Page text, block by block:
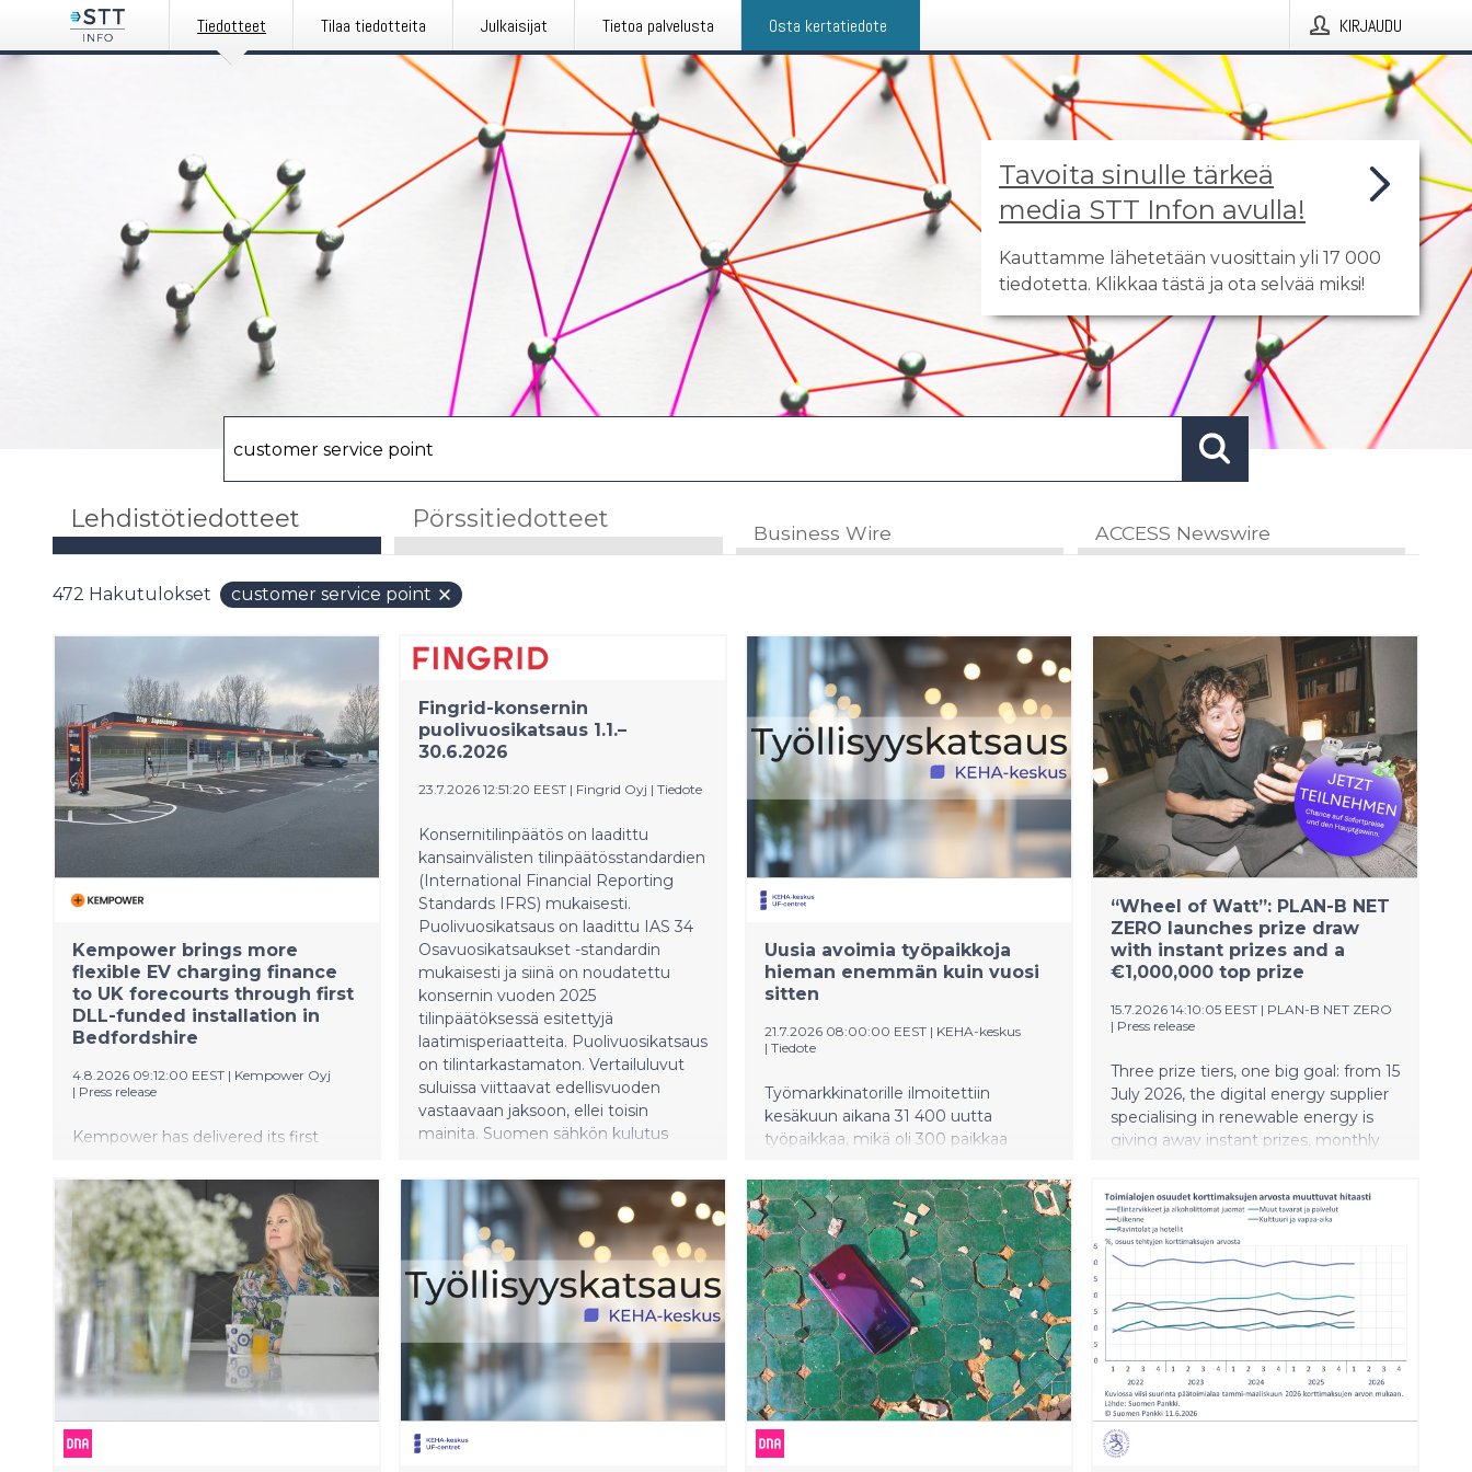
Tiedotteet Tilaa tiedotteita Julkaisijat Tietoa palvelusta Osta kertatiedote KIRJAUDU
Tavoita sinulle tärkeä
media STT Infon avulla!
Kauttamme lähetetään vuosittain yli 17 000
tiedotetta. Klikkaa tästä ja ota selvää miksi!
Lehdistötiedotteet Pörssitiedotteet Business Wire ACCESS Newswire
472 Hakutulokset customer service point
Kempower brings more
flexible EV charging finance
to UK forecourts through first
DLL-funded installation in
Bedfordshire
4.8.2026 09:12:00 EEST | Kempower Oyj
| Press release
Kempower has delivered its first
help remove the financial barriers
associated with investing in new EV
charging infrastructure Highway
Stops Retail Limited (HSRL) has
commissioned the distributed EV
charging system, serving up to eight
vehicles, at its BP service station in
Astwick The new EV charge site is
funded by Kempower’s financial
partner, DLL, as part of its flexible
commissioned and maintained by
Yunex Traffic
Fingrid-konsernin
puolivuosikatsaus 1.1.–
30.6.2026
23.7.2026 12:51:20 EEST | Fingrid Oyj | Tiedote
Konsernitilinpäätös on laadittu
kansainvälisten tilinpäätösstandardien
(International Financial Reporting
Standards IFRS) mukaisesti.
Puolivuosikatsaus on laadittu IAS 34
Osavuosikatsaukset -standardin
mukaisesti ja siinä on noudatettu
konsernin vuoden 2025
tilinpäätöksessä esitettyjä
laatimisperiaatteita. Puolivuosikatsaus
on tilintarkastamaton. Vertailuluvut
suluissa viittaavat edellisvuoden
vastaavaan jaksoon, ellei toisin
mainita. Suomen sähkön kulutus
prosenttia edellisvuoden vastaavaan
ajankohtaan verrattuna ja oli 46,1
(43,4) terawattituntia. Kulutusta
kasvatti etenkin alkuvuoden kylmä
säätila. Suomessa kulutetun sähkön
päästökerroin oli 32 (30) gCO2/kWh.
Fingridin kantaverkon siirtovarmuus
oli erittäin korkealla tasolla. Tammi–
kesäkuun liikevaihto kasvoi 688 (572)
miljoonaan euroon korkeamman
sähkönkulutuksen,
kantaverkkohinnoittelun ja
tasesähkön hinnan vuoksi. Konsernin
Uusia avoimia työpaikkoja
hieman enemmän kuin vuosi
sitten
21.7.2026 08:00:00 EEST | KEHA-keskus
| Tiedote
Työmarkkinatorille ilmoitettiin
kesäkuun aikana 31 400 uutta
työpaikkaa, mikä oli 300 paikkaa
Kuukauden lopussa työttömiä
työnhakijoita oli 352 000, ja laajan
työttömyyden piirissä oli 416 200
henkilöä. Tiedot perustuvat
Työllisyys-, kehittämis- ja
hallintokeskuksen (KEHA-keskus)
Työllisyyskatsaukseen.
“Wheel of Watt”: PLAN-B NET
ZERO launches prize draw
with instant prizes and a
€1,000,000 top prize
15.7.2026 14:10:05 EEST | PLAN-B NET ZERO
| Press release
Three prize tiers, one big goal: from 15
July 2026, the digital energy supplier
specialising in renewable energy is
giving away instant prizes, monthly
conditions of participation set out all
the details.